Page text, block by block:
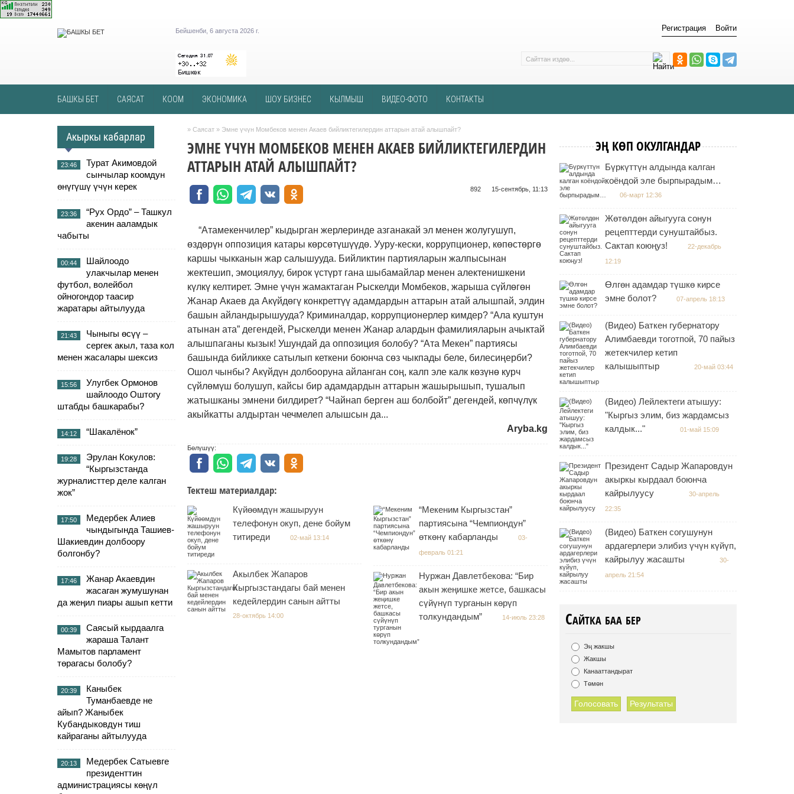
Бейшенби, 6 августа 2026 г. Регистрация Войти
БАШКЫ БЕТ САЯСАТ КООМ ЭКОНОМИКА ШОУ БИЗНЕС КЫЛМЫШ ВИДЕО-ФОТО КОНТАКТЫ
Акыркы кабарлар
23:46
Турат Акимовдой
сынчылар коомдун
өнүгүшү үчүн керек
23:36
“Рух Ордо” – Ташкул
акенин ааламдык
чабыты
00:44
Шайлоодо
улакчылар менен
футбол, волейбол
ойногондор таасир
жаратары айтылууда
21:43
Чыныгы өсүү –
сергек акыл, таза кол
менен жасалары шексиз
15:56
Улугбек Ормонов
шайлоодо Оштогу
штабды башкарабы?
14:12 “Шакалёнок”
19:28
Эрулан Кокулов:
“Кыргызстанда
журналисттер деле калган
жок”
17:50
Медербек Алиев
чындыгында Ташиев-
Шакиевдин долбоору
болгонбу?
17:46
Жанар Акаевдин
жасаган жумушунан
да жеңил пиары ашып кетти
00:39
Саясый кырдаалга
жараша Талант
Мамытов парламент
төрагасы болобу?
20:39
Каныбек
Туманбаевде не
айып? Жаныбек
Кубандыковдун тиш
кайраганы айтылууда
20:13
Медербек Сатыевге
президенттин
администрациясы көңүл
» Саясат » Эмне үчүн Момбеков менен Акаев бийликтегилердин аттарын атай алышпайт?
ЭМНЕ ҮЧҮН МОМБЕКОВ МЕНЕН АКАЕВ БИЙЛИКТЕГИЛЕРДИН
АТТАРЫН АТАЙ АЛЫШПАЙТ?
15-сентябрь, 11:13
892 ᠌ ᠌ ᠌ ᠌᠌ ᠌ ᠌᠌
“Атамекенчилер” кыдырган жерлеринде азганакай эл менен жолугушуп,
өздөрүн оппозиция катары көрсөтүшүүдө. Ууру-кески, коррупционер, көпөстөргө
каршы чыкканын жар салышууда. Бийликтин партияларын жалпысынан
жектешип, эмоциялуу, бирок үстүрт гана шыбамайлар менен алектенишкени
күлкү келтирет. Эмне үчүн жамактаган Рыскелди Момбеков, жарыша сүйлөгөн
Жанар Акаев да Акүйдөгү конкреттүү адамдардын аттарын атай алышпай, элдин
башын айландырышууда? Криминалдар, коррупционерлер кимдер? “Ала куштун
атынан ата” дегендей, Рыскелди менен Жанар алардын фамилияларын ачыктай
алышпаганы кызык! Ушундай да оппозиция болобу? “Ата Мекен” партиясы
башында бийликке сатылып кеткени боюнча сөз чыкпады беле, билесиңерби?
Ошол чынбы? Акүйдүн долбооруна айланган соң, калп эле калк көзүнө курч
сүйлөмүш болушуп, кайсы бир адамдардын аттарын жашырышып, тушалып
жатышканы эмнени билдирет? “Чайнап берген аш болбойт” дегендей, көпчүлүк
акыйкатты алдыртан чечмелеп алышсын да...
Aryba.kg
Бөлүшүү:
Тектеш материалдар:
Күйөөмдүн жашыруун
телефонун окуп, дене бойум
титиреди
02-май 13:14
Акылбек Жапаров
Кыргызстандагы бай менен
кедейлердин санын айтты
28-октябрь 14:00
“Мекеним Кыргызстан”
партиясына “Чемпиондун”
өткөнү кабарланды
03-
февраль 01:21
Нуржан Давлетбекова: “Бир
акын жеңишке жетсе, башкасы
сүйүнүп турганын көрүп
толкундандым”
14-июль 23:28
ЭҢ КӨП ОКУЛГАНДАР
Бүркүттүн алдында калган
коёндой эле бырпырадым…
06-март 12:36
Жөтөлдөн айыгууга сонун
рецепттерди сунуштайбыз.
Сактап коюңуз!
22-декабрь
12:19
Өлгөн адамдар түшкө кирсе
эмне болот?
07-апрель 18:13
(Видео) Баткен губернатору
Алимбаевди тоготпой, 70 пайыз
жетекчилер кетип
калышыптыр
20-май 03:44
(Видео) Лейлектеги атышуу:
"Кыргыз элим, биз жардамсыз
калдык..."
01-май 15:09
Президент Садыр Жапаровдун
акыркы кырдаал боюнча
кайрылуусу
30-апрель
22:35
(Видео) Баткен согушунун
ардагерлери элибиз үчүн күйүп,
кайрылуу жасашты
30-
апрель 21:54
Сайтка баа бер
Эң жакшы
Жакшы
Канааттандырат
Төмөн
Голосовать Результаты